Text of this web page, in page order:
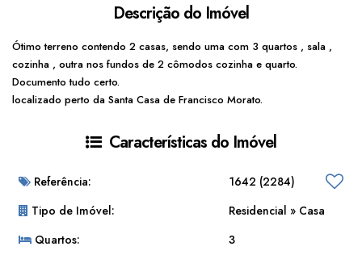
Descrição do Imóvel
Ótimo terreno contendo 2 casas, sendo uma com 3 quartos , sala ,
cozinha , outra nos fundos de 2 cômodos cozinha e quarto.
Documento tudo certo.
localizado perto da Santa Casa de Francisco Morato.
Características do Imóvel
Referência: 1642 (2284)
Tipo de Imóvel:
Residencial » Casa
Quartos:
3